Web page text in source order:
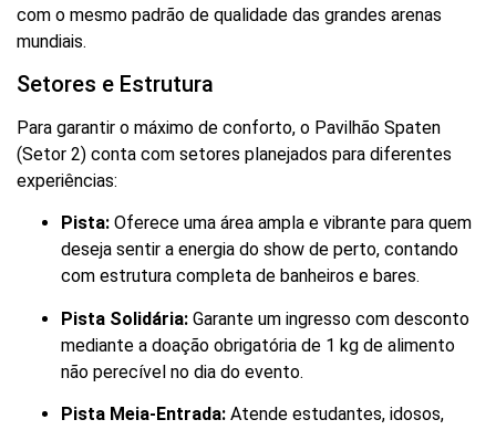
com o mesmo padrão de qualidade das grandes arenas
mundiais.
Setores e Estrutura
Para garantir o máximo de conforto, o Pavilhão Spaten
(Setor 2) conta com setores planejados para diferentes
experiências:
Pista: Oferece uma área ampla e vibrante para quem
deseja sentir a energia do show de perto, contando
com estrutura completa de banheiros e bares.
Pista Solidária: Garante um ingresso com desconto
mediante a doação obrigatória de 1 kg de alimento
não perecível no dia do evento.
Pista Meia-Entrada: Atende estudantes, idosos,